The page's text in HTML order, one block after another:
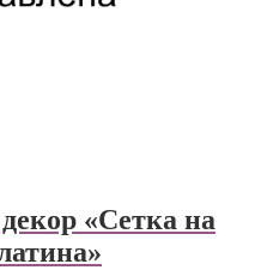
«Сетка на